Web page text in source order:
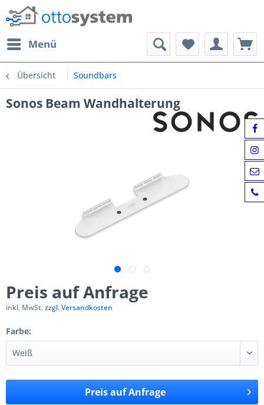
Menü
Übersicht Soundbars
Sonos Beam Wandhalterung
Preis auf Anfrage
inkl. MwSt.zzgl. Versandkosten
Farbe:
Preis auf Anfrage